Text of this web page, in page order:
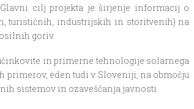
Glavni cilj projekta je širjenje informacij o
turističnih, industrijskih in storitvenih) na
goriv.
in primerne tehnologije solarnega
primerov, eden tudi v Sloveniji, na območju
sistemov in ozaveščanja javnosti.